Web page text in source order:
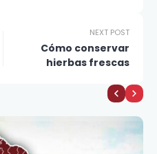
NEXT POST
Cómo conservar
hierbas frescas